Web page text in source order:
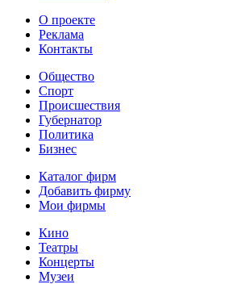
О проекте
Реклама
Контакты
Общество
Спорт
Происшествия
Губернатор
Политика
Бизнес
Каталог фирм
Добавить фирму
Мои фирмы
Кино
Театры
Концерты
Музеи